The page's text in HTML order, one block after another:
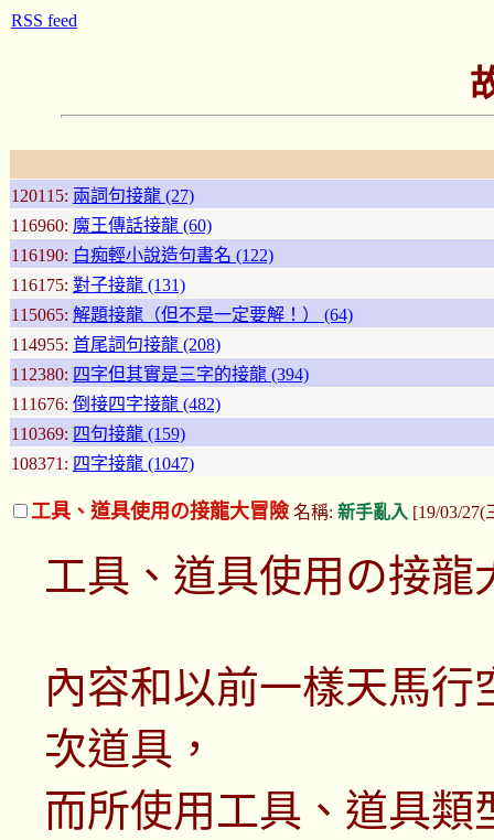
120115: 兩詞句接龍 (27)
116960: 魔王傳話接龍 (60)
116190: 白痴輕小說造句書名 (122)
116175: 對子接龍 (131)
115065: 解題接龍（但不是一定要解！） (64)
114955: 首尾詞句接龍 (208)
112380: 四字但其實是三字的接龍 (394)
111676: 倒接四字接龍 (482)
110369: 四句接龍 (159)
108371: 四字接龍 (1047)
工具、道具使用の接龍大冒險 名稱: 新手亂入 [19/03/
工具、道具使用の接龍
內容和以前一樣天馬
次道具，
而所使用工具、道具類
RSS feed